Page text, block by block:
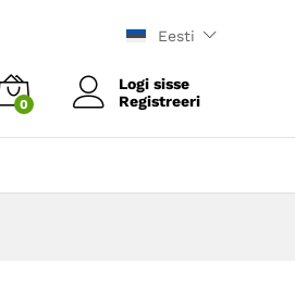
Eesti
0
Logi sisse
Registreeri